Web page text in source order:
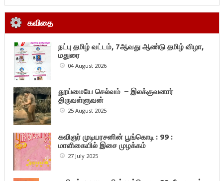
கவிதை
நட்பு தமிழ் வட்டம், 7ஆவது ஆண்டு தமிழ் விழா,
மதுரை
04 August 2026
தூய்மையே செல்வம் – இலக்குவனார்
திருவள்ளுவன்
25 August 2025
கவிஞர் முடியரசனின் பூங்கொடி : 99 :
மாளிகையில் இசை முழக்கம்
27 July 2025